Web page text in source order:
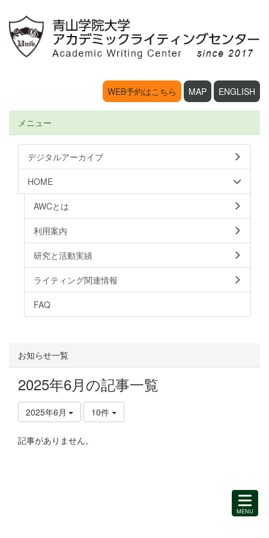
WEB予約はこちら MAP ENGLISH
MENU
を
お知らせ一覧
2025年6月の記事一覧
2025年6月 10件
記事がありません。
メニュー
デジタルアーカイブ
HOME
AWCとは
利用案内
研究と活動実績
ライティング関連情報
FAQ